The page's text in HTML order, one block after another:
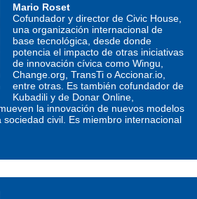
Mario Roset
Cofundador y director de Civic House,
una organización internacional de
base tecnológica, desde donde
potencia el impacto de otras iniciativas
de innovación cívica como Wingu,
Change.org, TransTi o Accionar.io,
entre otras. Es también cofundador de
Kubadili y de Donar Online,
la innovación de nuevos modelos
civil. Es miembro internacional